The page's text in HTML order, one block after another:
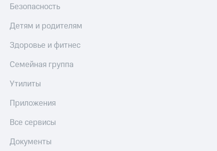
Безопасность
Детям и родителям
Здоровье и фитнес
Семейная группа
Утилиты
Приложения
Все сервисы
Документы